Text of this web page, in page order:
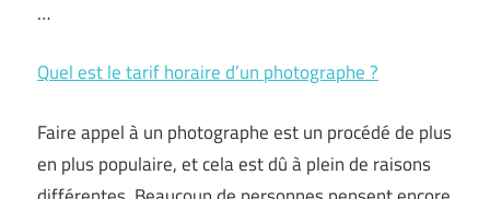
…
Quel est le tarif horaire d’un photographe ?
Faire appel à un photographe est un procédé de plus
en plus populaire, et cela est dû à plein de raisons